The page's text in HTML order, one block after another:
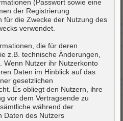
(Passwort sowie eine
der Registrierung
für die Zwecke der Nutzung des
verwendet.
die für deren
z.B. technische Änderungen,
Wenn Nutzer ihr Nutzerkonto
Daten im Hinblick auf das
gesetzlichen
Es obliegt den Nutzern, ihre
vor dem Vertragsende zu
während der
Daten des Nutzers